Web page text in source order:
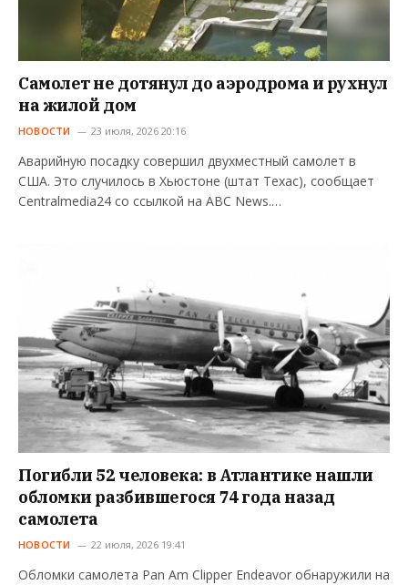
Самолет не дотянул до аэродрома и рухнул
на жилой дом
НОВОСТИ 23 июля, 2026 20:16
Аварийную посадку совершил двухместный самолет в
США. Это случилось в Хьюстоне (штат Техас), сообщает
Centralmedia24 со ссылкой на ABC News.…
Погибли 52 человека: в Атлантике нашли
обломки разбившегося 74 года назад
самолета
НОВОСТИ 22 июля, 2026 19:41
Обломки самолета Pan Am Clipper Endeavor обнаружили на